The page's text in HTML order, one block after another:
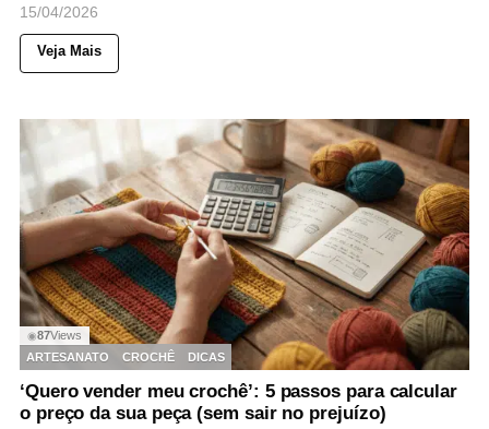
15/04/2026
Veja Mais
◉87Views
ARTESANATO
CROCHÊ DICAS
‘Quero vender meu crochê’: 5 passos para calcular
o preço da sua peça (sem sair no prejuízo)